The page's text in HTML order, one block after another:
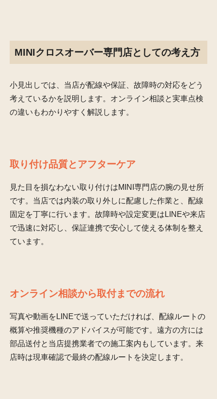
MINIクロスオーバー専門店としての考え方
小見出しでは、当店が配線や保証、故障時の対応をどう
考えているかを説明します。オンライン相談と実車点検
の違いもわかりやすく解説します。
取り付け品質とアフターケア
見た目を損なわない取り付けはMINI専門店の腕の見せ所
です。当店では内装の取り外しに配慮した作業と、配線
固定を丁寧に行います。故障時や設定変更はLINEや来店
で迅速に対応し、保証連携で安心して使える体制を整え
ています。
オンライン相談から取付までの流れ
写真や動画をLINEで送っていただければ、配線ルートの
概算や推奨機種のアドバイスが可能です。遠方の方には
部品送付と当店提携業者での施工案内もしています。来
店時は現車確認で最終の配線ルートを決定します。